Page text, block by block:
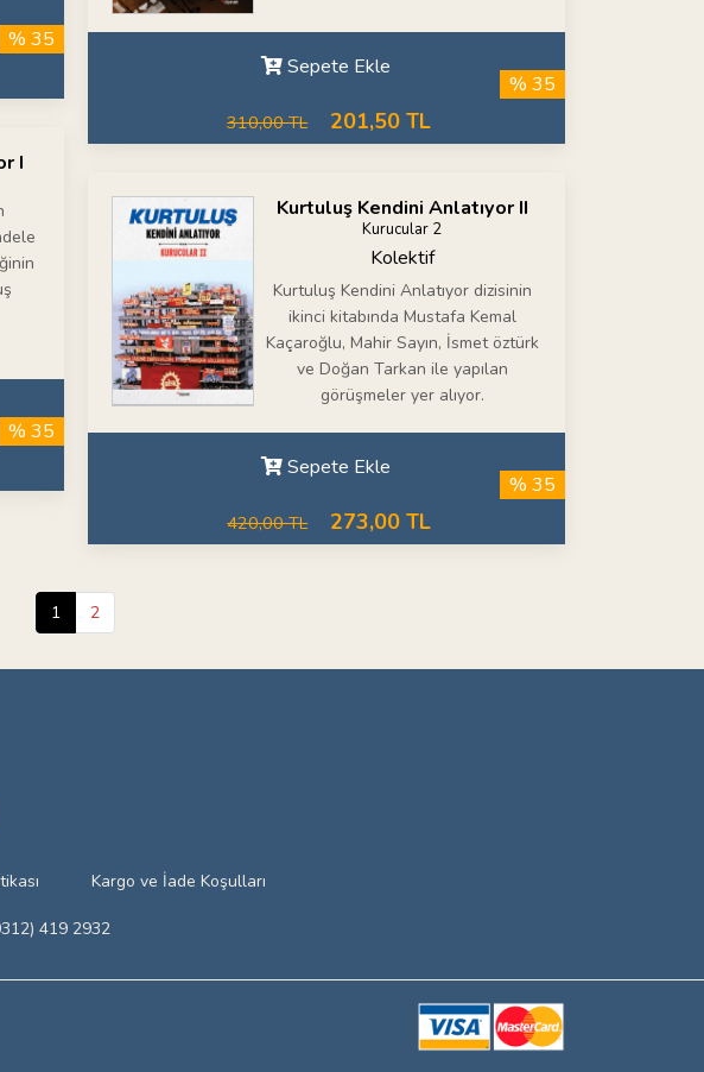
% 35
I
% 35
Sepete Ekle
310,00 TL 201,50 TL
% 35
Kurtuluş Kendini Anlatıyor II
Kurucular 2
Kolektif
Kurtuluş Kendini Anlatıyor dizisinin
ikinci kitabında Mustafa Kemal
Kaçaroğlu, Mahir Sayın, İsmet öztürk
ve Doğan Tarkan ile yapılan
görüşmeler yer alıyor.
Sepete Ekle
420,00 TL 273,00 TL
% 35
1 2
Kargo ve İade Koşulları
419 2932